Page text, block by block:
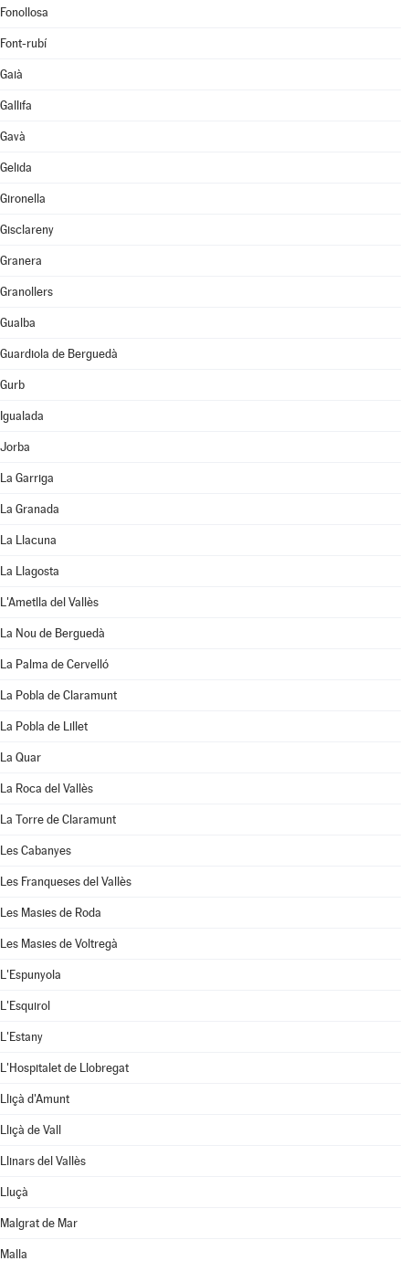
Fonollosa
Font-rubí
Gaià
Gallifa
Gavà
Gelida
Gironella
Gisclareny
Granera
Granollers
Gualba
Guardiola de Berguedà
Gurb
Igualada
Jorba
La Garriga
La Granada
La Llacuna
La Llagosta
L'Ametlla del Vallès
La Nou de Berguedà
La Palma de Cervelló
La Pobla de Claramunt
La Pobla de Lillet
La Quar
La Roca del Vallès
La Torre de Claramunt
Les Cabanyes
Les Franqueses del Vallès
Les Masies de Roda
Les Masies de Voltregà
L'Espunyola
L'Esquirol
L'Estany
L'Hospitalet de Llobregat
Lliçà d'Amunt
Lliçà de Vall
Llinars del Vallès
Lluçà
Malgrat de Mar
Malla